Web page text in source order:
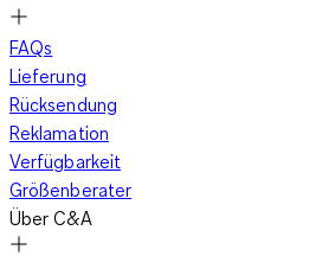
FAQs
Lieferung
Rücksendung
Reklamation
Verfügbarkeit
Größenberater
Über C&A